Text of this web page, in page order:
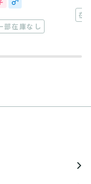
部在庫なし
在